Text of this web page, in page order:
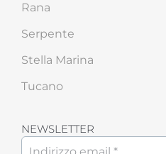
Rana
Serpente
Stella Marina
Tucano
NEWSLETTER